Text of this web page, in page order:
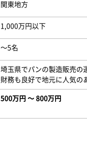
関東地方
1,000万円以下
〜5名
埼玉県でパンの製造販売の
財務も良好で地元に人気の
500万円 〜 800万円